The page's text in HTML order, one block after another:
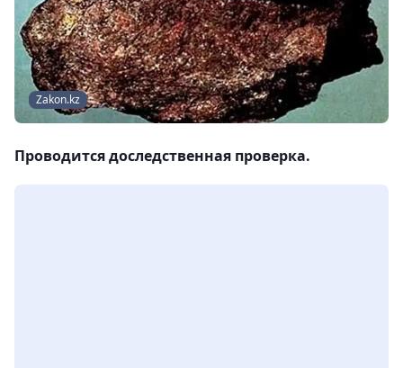
Zakon.kz
Проводится доследственная проверка.